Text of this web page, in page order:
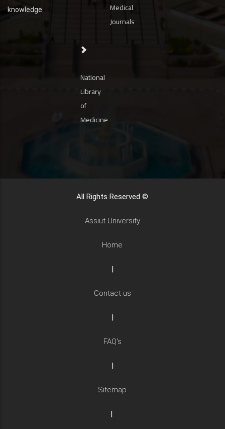
knowledge
Medical
Journals
National
Library
of
Medicine
All Rights Reserved ©
Assiut University
Home
|
Contact us
|
FAQ's
|
Sitemap
|